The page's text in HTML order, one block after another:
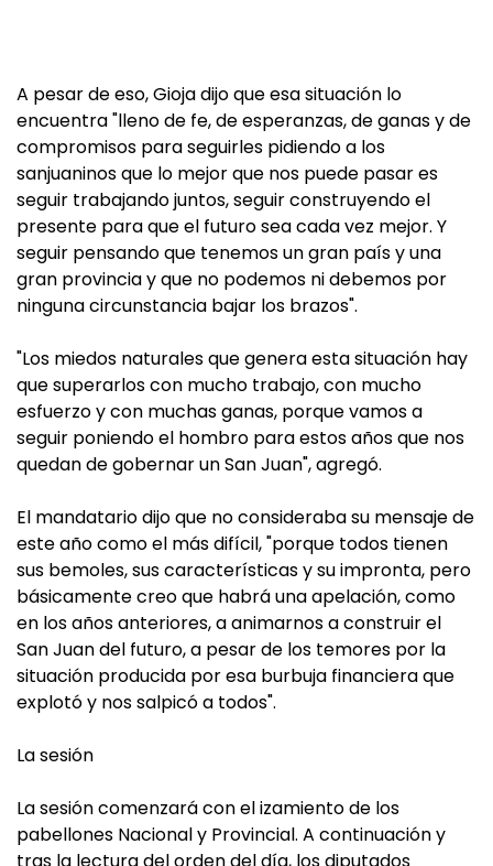
A pesar de eso, Gioja dijo que esa situación lo
encuentra "lleno de fe, de esperanzas, de ganas y de
compromisos para seguirles pidiendo a los
sanjuaninos que lo mejor que nos puede pasar es
seguir trabajando juntos, seguir construyendo el
presente para que el futuro sea cada vez mejor. Y
seguir pensando que tenemos un gran país y una
gran provincia y que no podemos ni debemos por
ninguna circunstancia bajar los brazos".
"Los miedos naturales que genera esta situación hay
que superarlos con mucho trabajo, con mucho
esfuerzo y con muchas ganas, porque vamos a
seguir poniendo el hombro para estos años que nos
quedan de gobernar un San Juan", agregó.
El mandatario dijo que no consideraba su mensaje de
este año como el más difícil, "porque todos tienen
sus bemoles, sus características y su impronta, pero
básicamente creo que habrá una apelación, como
en los años anteriores, a animarnos a construir el
San Juan del futuro, a pesar de los temores por la
situación producida por esa burbuja financiera que
explotó y nos salpicó a todos".
La sesión
La sesión comenzará con el izamiento de los
pabellones Nacional y Provincial. A continuación y